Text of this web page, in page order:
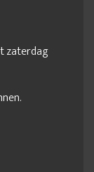
zaterdag